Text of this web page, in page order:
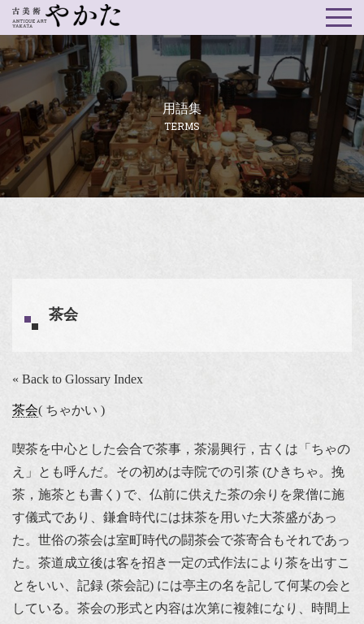
用語集
TERMS
茶会
« Back to Glossary Index
茶会( ちゃかい )
喫茶を中心とした会合で茶事，茶湯興行，古くは「ちゃの
え」とも呼んだ。その初めは寺院での引茶 (ひきちゃ。挽
茶，施茶とも書く) で、仏前に供えた茶の余りを衆僧に施
す儀式であり、鎌倉時代には抹茶を用いた大茶盛があっ
た。世俗の茶会は室町時代の闘茶会で茶寄合もそれであっ
た。茶道成立後は客を招き一定の式作法により茶を出すこ
とをいい、記録 (茶会記) には亭主の名を記して何某の会と
している。茶会の形式と内容は次第に複雑になり、時間上